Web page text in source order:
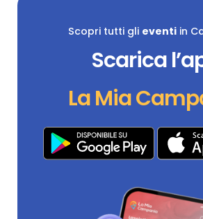
Scopri tutti gli eventiin
Scarica
La Mia